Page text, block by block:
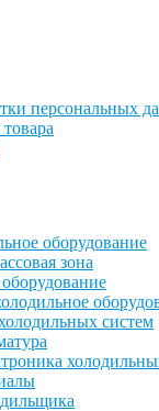
персональных
оборудование
зона
систем